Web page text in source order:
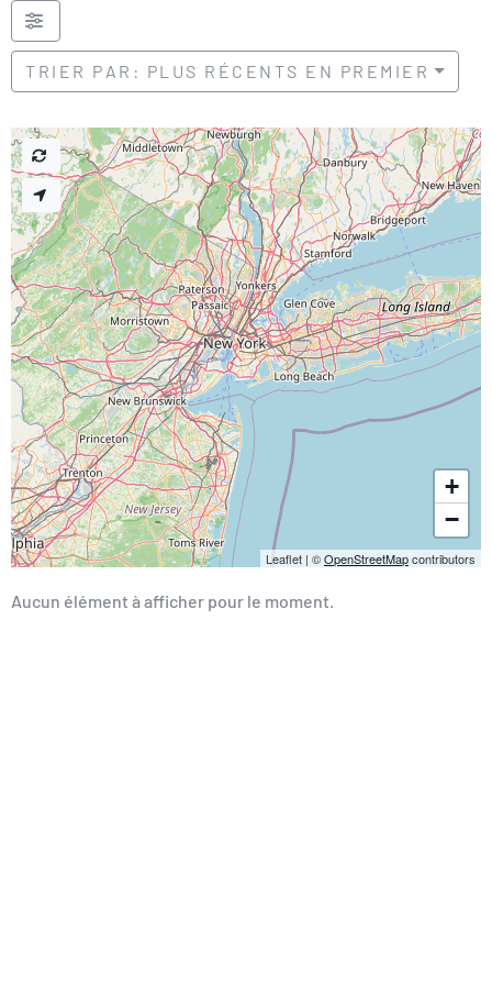
TRIER PAR: PLUS RÉCENTS EN PREMIER
Aucun élément à afficher pour le moment.
+
−
Leaflet | ©OpenStreetMapcontributors